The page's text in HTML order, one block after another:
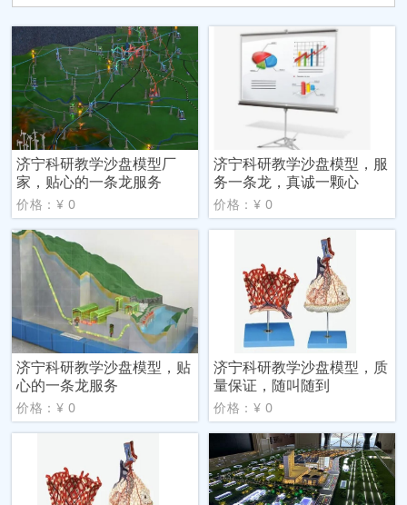
济宁科研教学沙盘模型厂
家，贴心的一条龙服务
价格：¥ 0
济宁科研教学沙盘模型，服
务一条龙，真诚一颗心
价格：¥ 0
济宁科研教学沙盘模型，贴
心的一条龙服务
价格：¥ 0
济宁科研教学沙盘模型，质
量保证，随叫随到
价格：¥ 0